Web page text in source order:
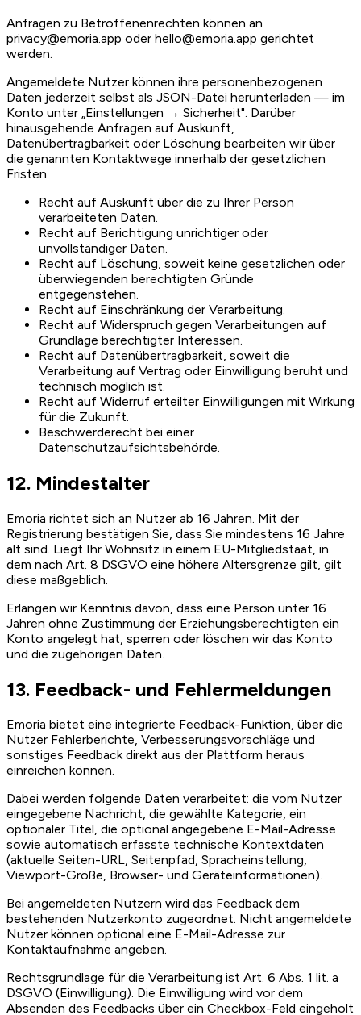
Anfragen zu Betroffenenrechten können an
privacy@emoria.app oder hello@emoria.app gerichtet
werden.
Angemeldete Nutzer können ihre personenbezogenen
Daten jederzeit selbst als JSON-Datei herunterladen — im
Konto unter „Einstellungen → Sicherheit". Darüber
hinausgehende Anfragen auf Auskunft,
Datenübertragbarkeit oder Löschung bearbeiten wir über
die genannten Kontaktwege innerhalb der gesetzlichen
Fristen.
Recht auf Auskunft über die zu Ihrer Person
verarbeiteten Daten.
Recht auf Berichtigung unrichtiger oder
unvollständiger Daten.
Recht auf Löschung, soweit keine gesetzlichen oder
überwiegenden berechtigten Gründe
entgegenstehen.
Recht auf Einschränkung der Verarbeitung.
Recht auf Widerspruch gegen Verarbeitungen auf
Grundlage berechtigter Interessen.
Recht auf Datenübertragbarkeit, soweit die
Verarbeitung auf Vertrag oder Einwilligung beruht und
technisch möglich ist.
Recht auf Widerruf erteilter Einwilligungen mit Wirkung
für die Zukunft.
Beschwerderecht bei einer
Datenschutzaufsichtsbehörde.
12. Mindestalter
Emoria richtet sich an Nutzer ab 16 Jahren. Mit der
Registrierung bestätigen Sie, dass Sie mindestens 16 Jahre
alt sind. Liegt Ihr Wohnsitz in einem EU-Mitgliedstaat, in
dem nach Art. 8 DSGVO eine höhere Altersgrenze gilt, gilt
diese maßgeblich.
Erlangen wir Kenntnis davon, dass eine Person unter 16
Jahren ohne Zustimmung der Erziehungsberechtigten ein
Konto angelegt hat, sperren oder löschen wir das Konto
und die zugehörigen Daten.
13. Feedback- und Fehlermeldungen
Emoria bietet eine integrierte Feedback-Funktion, über die
Nutzer Fehlerberichte, Verbesserungsvorschläge und
sonstiges Feedback direkt aus der Plattform heraus
einreichen können.
Dabei werden folgende Daten verarbeitet: die vom Nutzer
eingegebene Nachricht, die gewählte Kategorie, ein
optionaler Titel, die optional angegebene E-Mail-Adresse
sowie automatisch erfasste technische Kontextdaten
(aktuelle Seiten-URL, Seitenpfad, Spracheinstellung,
Viewport-Größe, Browser- und Geräteinformationen).
Bei angemeldeten Nutzern wird das Feedback dem
bestehenden Nutzerkonto zugeordnet. Nicht angemeldete
Nutzer können optional eine E-Mail-Adresse zur
Kontaktaufnahme angeben.
Rechtsgrundlage für die Verarbeitung ist Art. 6 Abs. 1 lit. a
DSGVO (Einwilligung). Die Einwilligung wird vor dem
Absenden des Feedbacks über ein Checkbox-Feld eingeholt